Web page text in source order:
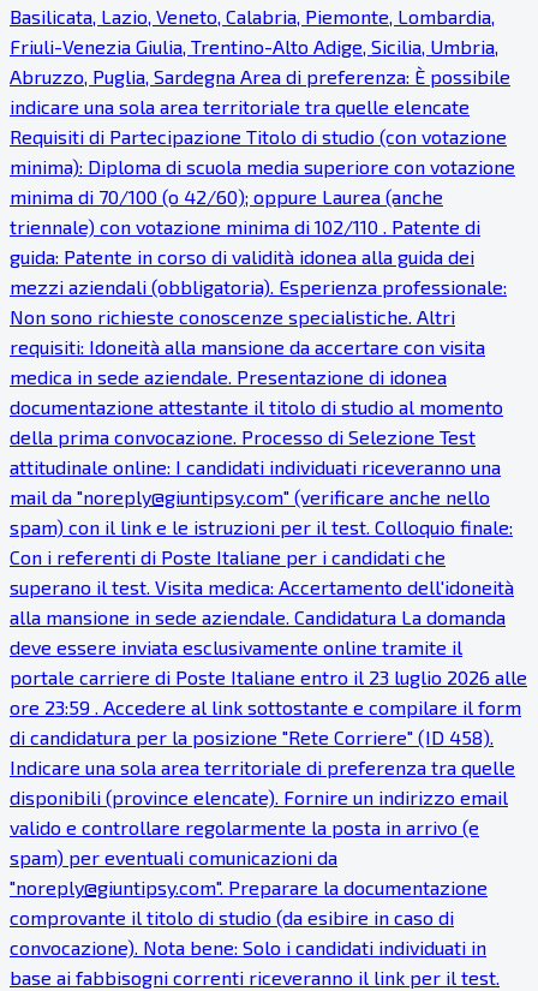
Basilicata, Lazio, Veneto, Calabria, Piemonte, Lombardia,
Friuli-Venezia Giulia, Trentino-Alto Adige, Sicilia, Umbria,
Abruzzo, Puglia, Sardegna Area di preferenza: È possibile
indicare una sola area territoriale tra quelle elencate
Requisiti di Partecipazione Titolo di studio (con votazione
minima): Diploma di scuola media superiore con votazione
minima di 70/100 (o 42/60); oppure Laurea (anche
triennale) con votazione minima di 102/110 . Patente di
guida: Patente in corso di validità idonea alla guida dei
mezzi aziendali (obbligatoria). Esperienza professionale:
Non sono richieste conoscenze specialistiche. Altri
requisiti: Idoneità alla mansione da accertare con visita
medica in sede aziendale. Presentazione di idonea
documentazione attestante il titolo di studio al momento
della prima convocazione. Processo di Selezione Test
attitudinale online: I candidati individuati riceveranno una
mail da "noreply@giuntipsy.com" (verificare anche nello
spam) con il link e le istruzioni per il test. Colloquio finale:
Con i referenti di Poste Italiane per i candidati che
superano il test. Visita medica: Accertamento dell'idoneità
alla mansione in sede aziendale. Candidatura La domanda
deve essere inviata esclusivamente online tramite il
portale carriere di Poste Italiane entro il 23 luglio 2026 alle
ore 23:59 . Accedere al link sottostante e compilare il form
di candidatura per la posizione "Rete Corriere" (ID 458).
Indicare una sola area territoriale di preferenza tra quelle
disponibili (province elencate). Fornire un indirizzo email
valido e controllare regolarmente la posta in arrivo (e
spam) per eventuali comunicazioni da
"noreply@giuntipsy.com". Preparare la documentazione
comprovante il titolo di studio (da esibire in caso di
convocazione). Nota bene: Solo i candidati individuati in
base ai fabbisogni correnti riceveranno il link per il test.